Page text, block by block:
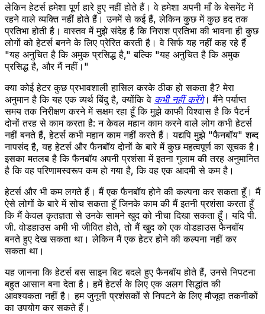
लेकिन हेटर्स हमेशा पूर्ण हारे हुए नहीं होते हैं। वे हमेशा अपनी माँ के बेसमेंट में
रहने वाले व्यक्ति नहीं होते हैं। उनमें से कई हैं, लेकिन कुछ में कुछ हद तक
प्रतिभा होती है। वास्तव में मुझे संदेह है कि निराश प्रतिभा की भावना ही कुछ
लोगों को हेटर्स बनने के लिए प्रेरित करती है। वे सिर्फ यह नहीं कह रहे हैं
"यह अनुचित है कि अमुक प्रसिद्ध है," बल्कि "यह अनुचित है कि अमुक
प्रसिद्ध है, और मैं नहीं।"
क्या कोई हेटर कुछ प्रभावशाली हासिल करके ठीक हो सकता है? मेरा
अनुमान है कि यह एक व्यर्थ बिंदु है, क्योंकि वे कभी नहीं करेंगे। मैंने पर्याप्त
समय तक निरीक्षण करने में सक्षम रहा हूँ कि मुझे काफी विश्वास है कि पैटर्न
दोनों तरह से काम करता है: न केवल महान काम करने वाले लोग कभी हेटर्स
नहीं बनते हैं, हेटर्स कभी महान काम नहीं करते हैं। यद्यपि मुझे "फैनबॉय" शब्द
नापसंद है, यह हेटर्स और फैनबॉय दोनों के बारे में कुछ महत्वपूर्ण का सूचक है।
इसका मतलब है कि फैनबॉय अपनी प्रशंसा में इतना गुलाम की तरह अनुमानित
है कि वह परिणामस्वरूप कम हो गया है, कि वह एक आदमी से कम है।
हेटर्स और भी कम लगते हैं। मैं एक फैनबॉय होने की कल्पना कर सकता हूँ। मैं
ऐसे लोगों के बारे में सोच सकता हूँ जिनके काम की मैं इतनी प्रशंसा करता हूँ
कि मैं केवल कृतज्ञता से उनके सामने खुद को नीचा दिखा सकता हूँ। यदि पी.
जी. वोडहाउस अभी भी जीवित होते, तो मैं खुद को एक वोडहाउस फैनबॉय
बनते हुए देख सकता था। लेकिन मैं एक हेटर होने की कल्पना नहीं कर
सकता था।
यह जानना कि हेटर्स बस साइन बिट बदले हुए फैनबॉय होते हैं, उनसे निपटना
बहुत आसान बना देता है। हमें हेटर्स के लिए एक अलग सिद्धांत की
आवश्यकता नहीं है। हम जुनूनी प्रशंसकों से निपटने के लिए मौजूदा तकनीकों
का उपयोग कर सकते हैं।